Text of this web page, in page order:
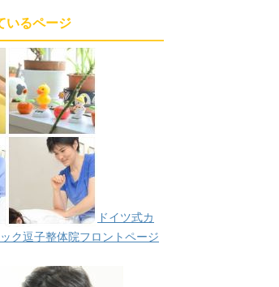
いるページ
ドイツ式カ
ク逗子整体院フロントページ